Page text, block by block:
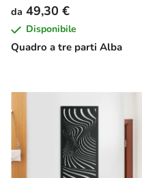
Quadro a tre parti Alba
da 49,30 €
Disponibile